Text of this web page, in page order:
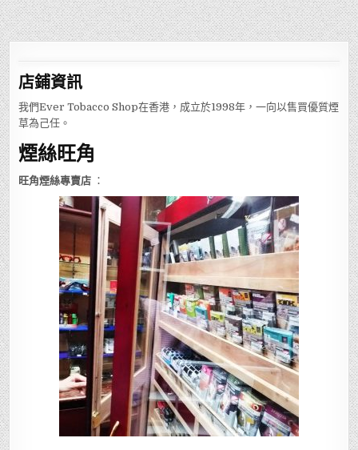
店鋪資訊
我們Ever Tobacco Shop在香港，成立於1998年，一向以售買優質煙
草為己任。
煙絲旺角
旺角煙絲專賣店 ：